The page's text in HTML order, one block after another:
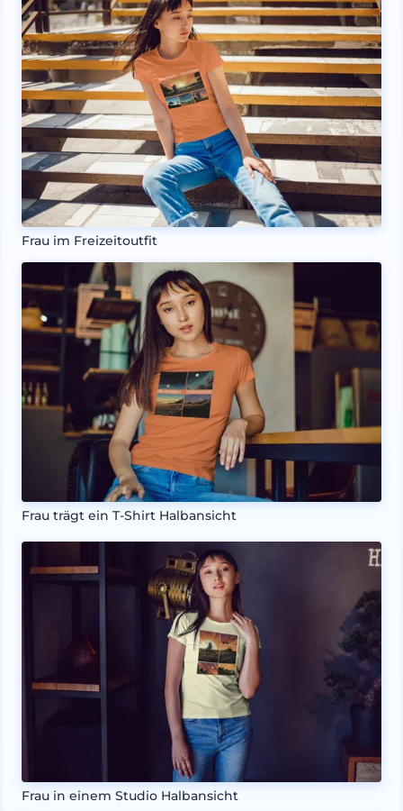
Frau im Freizeitoutfit
Frau trägt ein T-Shirt Halbansicht
Frau in einem Studio Halbansicht